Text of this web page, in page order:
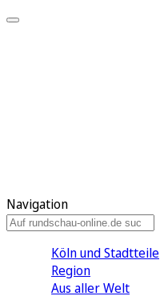
Navigation
Köln und Stadtteile
Region
Aus aller Welt